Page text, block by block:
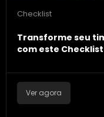
Checklist
Transforme seu
com este
Ver agora